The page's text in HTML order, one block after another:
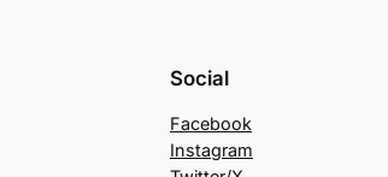
Social
Facebook
Instagram